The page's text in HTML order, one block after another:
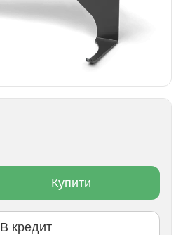
Купити
В кредит